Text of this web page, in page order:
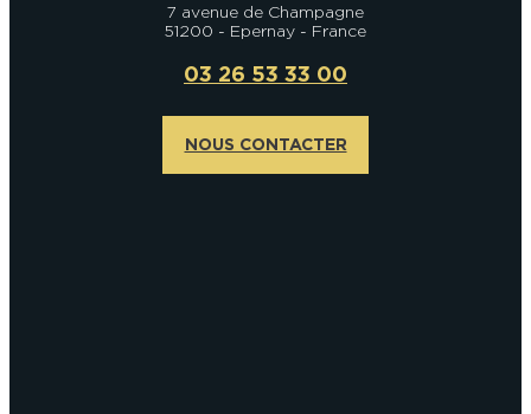
7 avenue de Champagne
51200 - Epernay - France
03 26 53 33 00
NOUS CONTACTER